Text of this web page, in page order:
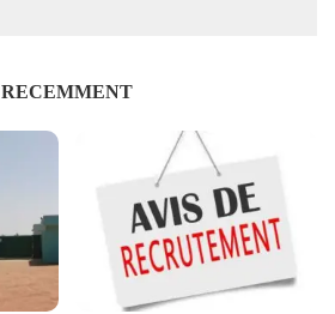
RECEMMENT